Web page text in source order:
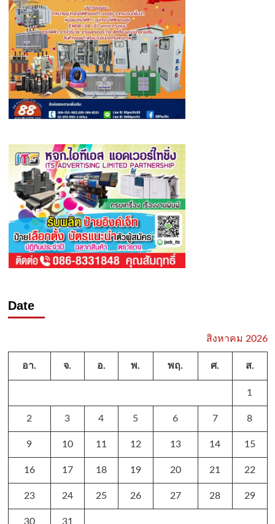
Date
สิงหาคม 2026
อา. จ. อ. พ. พฤ. ศ. ส.
1
2 3 4 5 6 7 8
9 10 11 12 13 14 15
16 17 18 19 20 21 22
23 24 25 26 27 28 29
30 31